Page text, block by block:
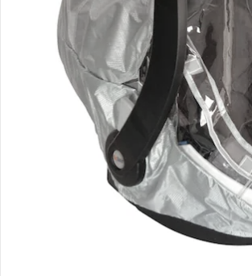
Kontakt & Service
Filialen & Beratung